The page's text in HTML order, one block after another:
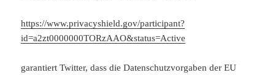
https://www.privacyshield.gov/participant?
id=a2zt0000000TORzAAO&status=Active
garantiert Twitter, dass die Datenschutzvorgaben der EU